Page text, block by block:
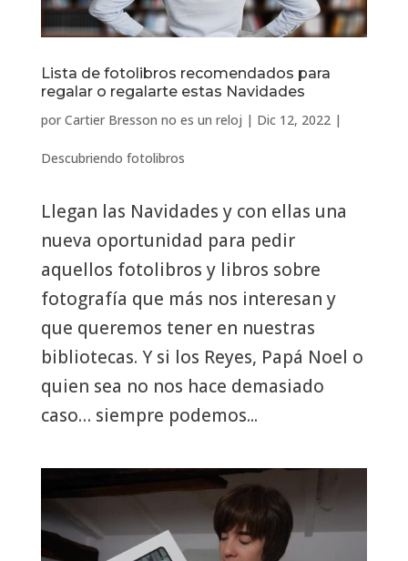
Lista de fotolibros recomendados para
regalar o regalarte estas Navidades
por Cartier Bresson no es un reloj | Dic 12, 2022|
Descubriendo fotolibros
Llegan las Navidades y con ellas una
nueva oportunidad para pedir
aquellos fotolibros y libros sobre
fotografía que más nos interesan y
que queremos tener en nuestras
bibliotecas. Y si los Reyes, Papá Noel o
quien sea no nos hace demasiado
caso… siempre podemos...